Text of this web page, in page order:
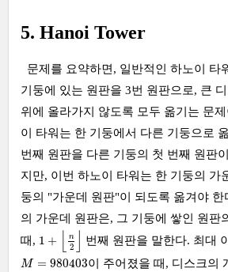
5. Hanoi Tower
문제를 요약하면, 일반적인 하노이 타
기둥에 있는 원판을 3번 원판으로, 큰
위에 올라가지 않도록 모두 옮기는 문
이 타워는 한 기둥에서 다른 기둥으로
번째 원판을 다른 기둥의 첫 번째 원판
지만, 이번 하노이 타워는 한 기둥의 가
둥의 "가운데 원판"이 되도록 옮겨야 한
의 가운데 원판은, 그 기둥에 쌓인 원판
때, 1 + n
2
2
번째 원판을 말한다. 최대
M = 980403
M= 980403 이 주어졌을 때, 디스크의